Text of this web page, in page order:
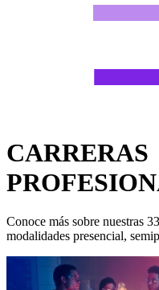
CARRERAS
Conoce más sobre nuestras
modalidades presencial,